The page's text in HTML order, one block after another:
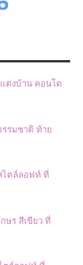
ต่งบ้าน คอนโด
รรมชาติ ท้าย
ไตล์ลอฟท์ ที่
ษร สีเขียว ที่